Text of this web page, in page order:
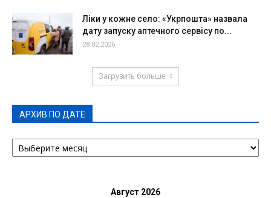
Ліки у кожне село: «Укрпошта» назвала
дату запуску аптечного сервісу по...
28.02.2026
Загрузить больше
АРХИВ ПО ДАТЕ
АРХИВ
ПО
Август 2026